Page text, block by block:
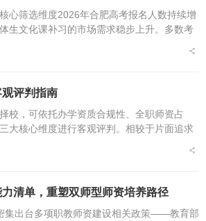
心筛选维度2026年合肥高考报名人数持续增
生文化课补习的市场需求稳步上升。多数考
机构时，缺少系统、专业的评判标准，极易
评判指南
校，可依托办学资质合规性、全职师资占
大核心维度进行客观评判。相较于片面追求
学习基础、备考目标与个性化学习需求匹配
...
清单，重塑双师型师资培养路径
集出台多项职教师资建设相关政策——教育部